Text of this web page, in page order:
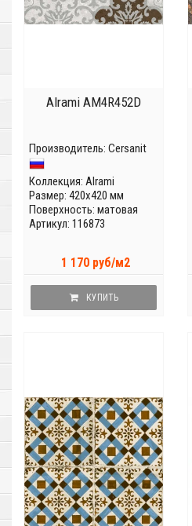
Alrami AM4R452D
Производитель: Cersanit
Коллекция: Alrami
Размер: 420x420 мм
Поверхность: матовая
Артикул: 116873
1 170 руб/м2
КУПИТЬ